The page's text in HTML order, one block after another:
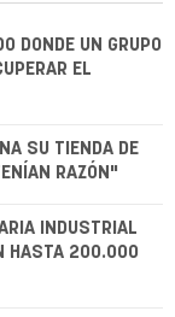
DONDE UN GRUPO
EL
SU TIENDA DE
RAZÓN"
INDUSTRIAL
HASTA 200.000